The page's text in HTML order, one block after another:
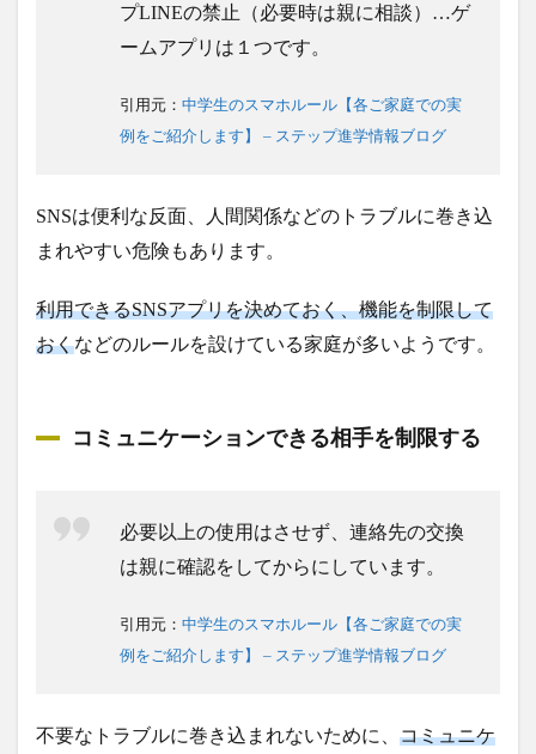
プLINEの禁止（必要時は親に相談）…ゲ
ームアプリは１つです。
引用元： 中学生のスマホルール【各ご家庭での実
例をご紹介します】 – ステップ進学情報ブログ
SNSは便利な反面、人間関係などのトラブルに巻き込
まれやすい危険もあります。
利用できるSNSアプリを決めておく、機能を制限して
おくなどのルールを設けている家庭が多いようです。
コミュニケーションできる相手を制限する
必要以上の使用はさせず、連絡先の交換
は親に確認をしてからにしています。
引用元： 中学生のスマホルール【各ご家庭での実
例をご紹介します】 – ステップ進学情報ブログ
不要なトラブルに巻き込まれないために、 コミュニケ